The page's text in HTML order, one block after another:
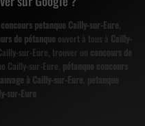
concours petanque Cailly-sur-Eure,
de pétanque ouvert à tous à Cailly-
sur-Eure, trouver un concours de
Cailly-sur-Eure, pétanque concours
à Cailly-sur-Eure
sur-Eure